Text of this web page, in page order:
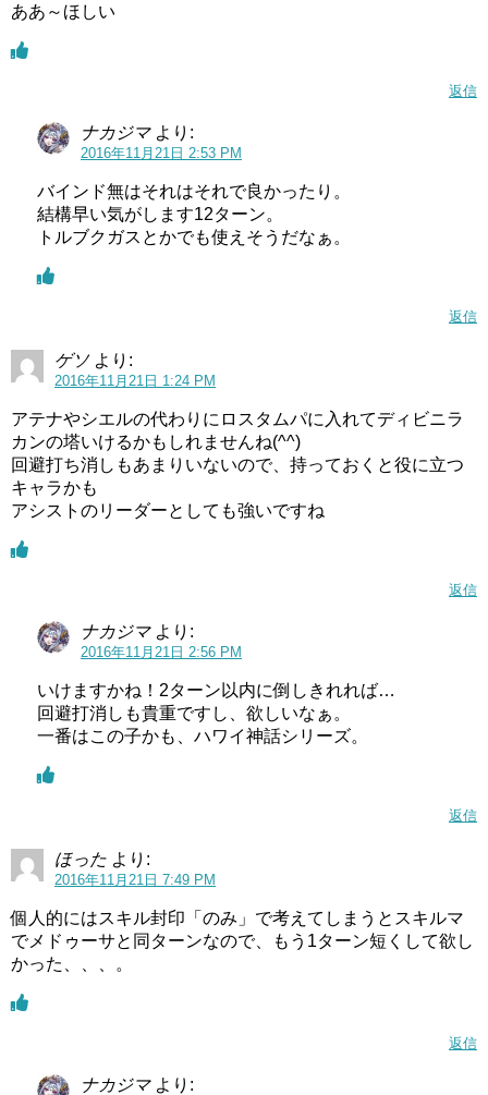
ああ～ほしい
返信
ナカジマ より:
2016年11月21日 2:53 PM
バインド無はそれはそれで良かったり。
結構早い気がします12ターン。
トルブクガスとかでも使えそうだなぁ。
返信
ゲソ より:
2016年11月21日 1:24 PM
アテナやシエルの代わりにロスタムパに入れてディビニラ
カンの塔いけるかもしれませんね(^^)
回避打ち消しもあまりいないので、持っておくと役に立つ
キャラかも
アシストのリーダーとしても強いですね
返信
ナカジマ より:
2016年11月21日 2:56 PM
いけますかね！2ターン以内に倒しきれれば…
回避打消しも貴重ですし、欲しいなぁ。
一番はこの子かも、ハワイ神話シリーズ。
返信
ほった より:
2016年11月21日 7:49 PM
個人的にはスキル封印「のみ」で考えてしまうとスキルマ
でメドゥーサと同ターンなので、もう1ターン短くして欲し
かった、、、。
返信
ナカジマ より: